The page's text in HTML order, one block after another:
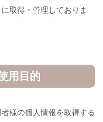
取得・管理しておりま
用目的
様の個人情報を取得する